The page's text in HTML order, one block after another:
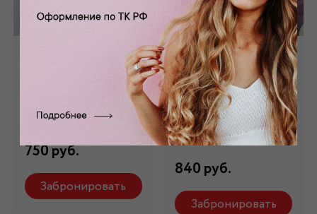
Состав: 100% ПЭ
750 руб.
Забронировать
Шифон
искусственный
принтованный
Ш-167
Состав: 100% ПЭ
840 руб.
Забронировать